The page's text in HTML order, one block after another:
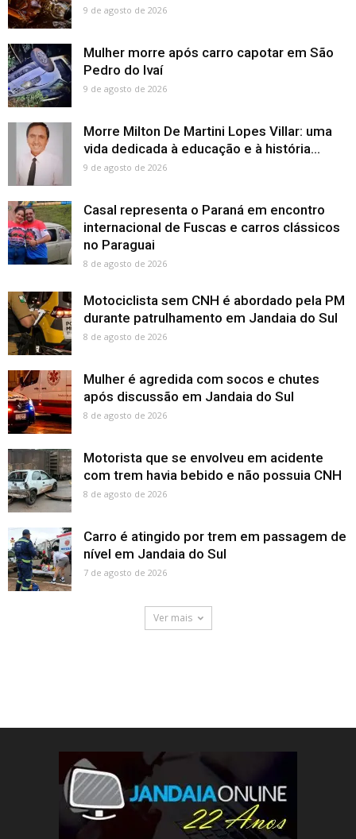
9 de agosto de 2026
Mulher morre após carro capotar em São
Pedro do Ivaí
9 de agosto de 2026
Morre Milton De Martini Lopes Villar: uma
vida dedicada à educação e à história...
9 de agosto de 2026
Casal representa o Paraná em encontro
internacional de Fuscas e carros clássicos
no Paraguai
8 de agosto de 2026
Motociclista sem CNH é abordado pela PM
durante patrulhamento em Jandaia do Sul
8 de agosto de 2026
Mulher é agredida com socos e chutes
após discussão em Jandaia do Sul
8 de agosto de 2026
Motorista que se envolveu em acidente
com trem havia bebido e não possuia CNH
8 de agosto de 2026
Carro é atingido por trem em passagem de
nível em Jandaia do Sul
7 de agosto de 2026
Ver mais